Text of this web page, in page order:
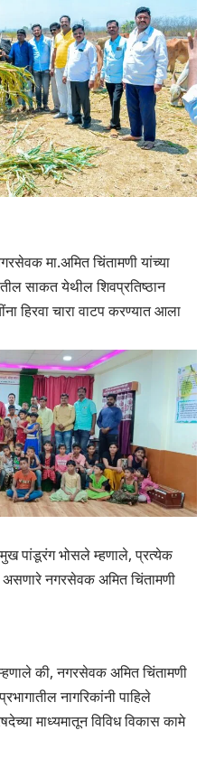
मा.अमित चिंतामणी यांच्या
साकत येथील शिवप्रतिष्ठान
हिरवा चारा वाटप करण्यात आला
पांडूरंग भोसले म्हणाले, प्रत्येक
असणारे नगरसेवक अमित चिंतामणी
की, नगरसेवक अमित चिंतामणी
नागरिकांनी पाहिले
माध्यमातून विविध विकास कामे